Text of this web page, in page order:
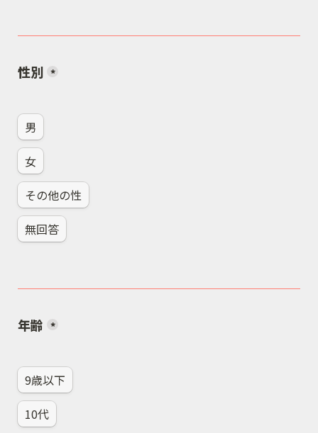
性別 *
男
女
その他の性
無回答
年齢 *
9歳以下
10代